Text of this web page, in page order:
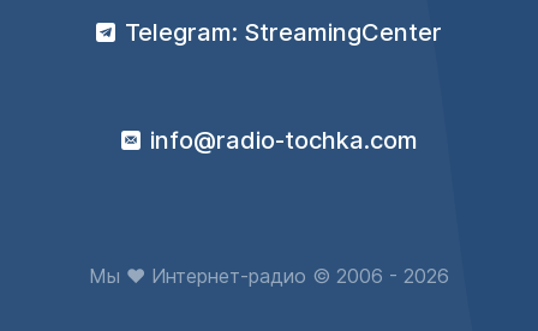
Telegram: StreamingCenter
info@radio-tochka.com
Мы ♥ Интернет-радио © 2006 - 2026